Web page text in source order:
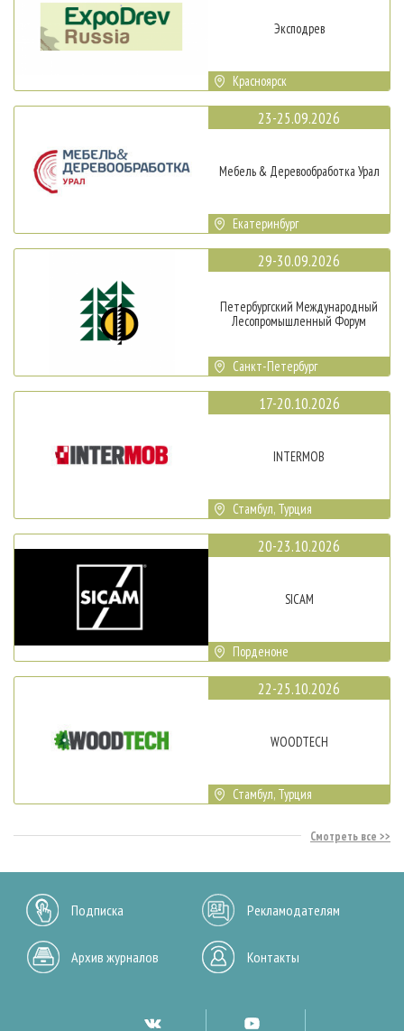
Эксподрев
Красноярск
23-25.09.2026
Мебель & Деревообработка Урал
Екатеринбург
29-30.09.2026
Петербургский Международный
Лесопромышленный Форум
Санкт-Петербург
17-20.10.2026
INTERMOB
Стамбул, Турция
20-23.10.2026
SICAM
Порденоне
22-25.10.2026
WOODTECH
Стамбул, Турция
Смотреть все
Подписка Рекламодателям
Архив журналов Контакты